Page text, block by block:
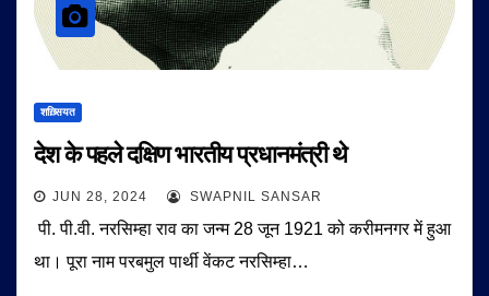
शख़्सियत
देश के पहले दक्षिण भारतीय प्रधानमंत्री थे
JUN 28, 2024 SWAPNIL SANSAR
पी. पी.वी. नरसिम्हा राव का जन्म 28 जून 1921 को करीमनगर में हुआ
था। पूरा नाम परबमुल पार्थी वेंकट नरसिम्हा…